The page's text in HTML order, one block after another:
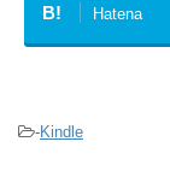
B! Hatena
-Kindle